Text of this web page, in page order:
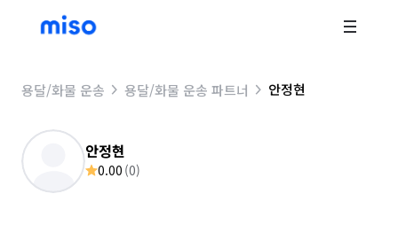
용달/화물 운송 용달/화물 운송 파트너 안정현
안정현
0.00 (0)